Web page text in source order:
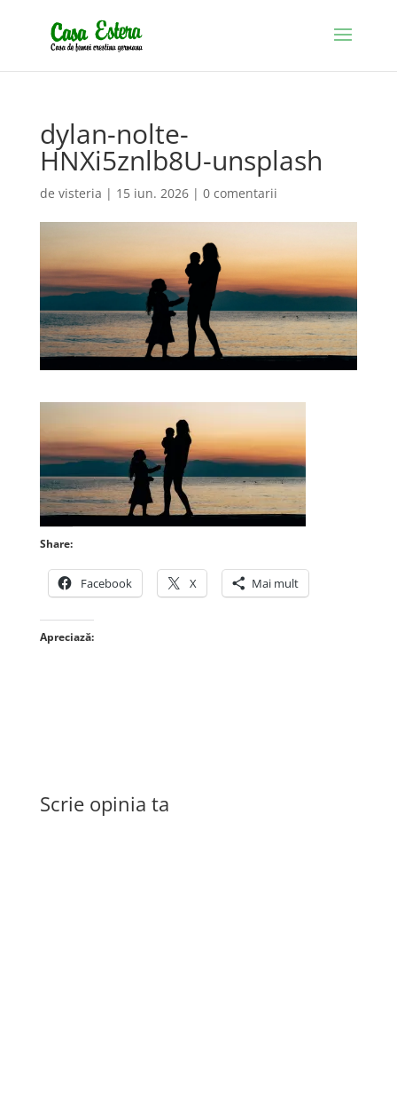
dylan-nolte-
HNXi5znlb8U-unsplash
de visteria | 15 iun. 2026| 0 comentarii
Share:
Facebook X Mai mult
Apreciază:
Scrie opinia ta